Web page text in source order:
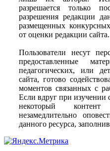
разрешается только
разрешения редакции
размещенных
от оценки редакции сайта.
Пользователи несут
предоставленные
педагогических, или
сайта, готово
моментов связанных с
Если вдруг при изучении
некоторый контент
незамедлительно
данного ресурса,